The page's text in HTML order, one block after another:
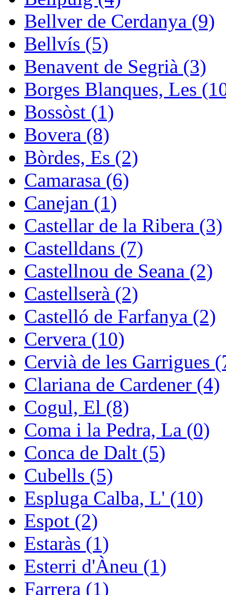
Bellver de Cerdanya (9)
Bellvís (5)
Benavent de Segrià (3)
Borges Blanques, Les
Bossòst (1)
Bovera (8)
Bòrdes, Es (2)
Camarasa (6)
Canejan (1)
Castellar de la Ribera (3)
Castelldans (7)
Castellnou de Seana (2)
Castellserà (2)
Castelló de Farfanya (2)
Cervera (10)
Cervià de les Garrigues
Clariana de Cardener (4)
Cogul, El (8)
Coma i la Pedra, La (0)
Conca de Dalt (5)
Cubells (5)
Espluga Calba, L' (10)
Espot (2)
Estaràs (1)
Esterri d'Àneu (1)
Farrera (1)